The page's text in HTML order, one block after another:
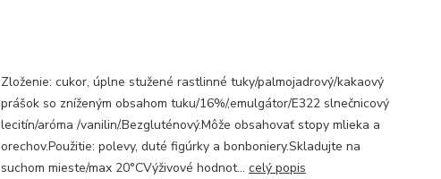
Zloženie: cukor, úplne stužené rastlinné tuky/palmojadrový/kakaový
prášok so zníženým obsahom tuku/16%/,emulgátor/E322 slnečnicový
lecitín/aróma /vanilin/.Bezgluténový.Môže obsahovať stopy mlieka a
orechov.Použitie: polevy, duté figúrky a bonboniery.Skladujte na
suchom mieste/max 20°CVýživové hodnot... celý popis